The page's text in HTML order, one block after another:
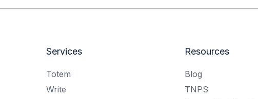
Services
Totem
Write
Resources
Blog
TNPS